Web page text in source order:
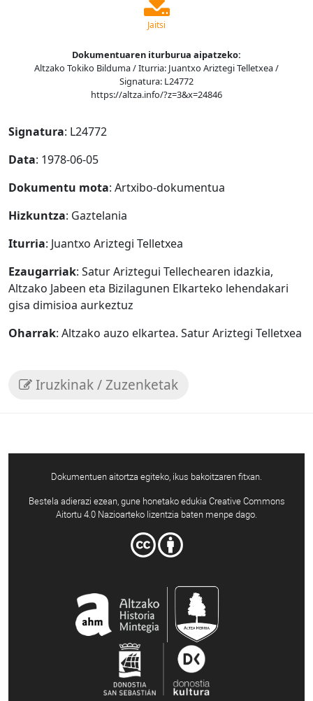
Jaitsi
Dokumentuaren iturburua aipatzeko:
Altzako Tokiko Bilduma / Iturria: Juantxo Ariztegi Telletxea /
Signatura: L24772
https://altza.info/?z=3&x=24846
Signatura: L24772
Data: 1978-06-05
Dokumentu mota: Artxibo-dokumentua
Hizkuntza: Gaztelania
Iturria: Juantxo Ariztegi Telletxea
Ezaugarriak: Satur Ariztegui Tellechearen idazkia,
Altzako Jabeen eta Bizilagunen Elkarteko lehendakari
gisa dimisioa aurkeztuz
Oharrak: Altzako auzo elkartea. Satur Ariztegi Telletxea
Iruzkinak / Zuzenketak
Dokumentuen aitortza egiteko, ikus bakoitzaren fitxan.
Bestela adierazi ezean, gune honetako edukia Creative Commons
Aitortu 4.0 Nazioarteko lizentzia baten menpe dago.